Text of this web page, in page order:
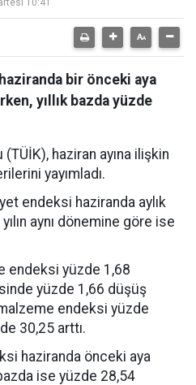
10:41
bir önceki aya
yıllık bazda yüzde
haziran ayına ilişkin
yayımladı.
endeksi haziranda aylık
aynı dönemine göre ise
endeksi yüzde 1,68
yüzde 1,66 düşüş
endeksi yüzde
30,25 arttı.
haziranda önceki aya
ise yüzde 28,54